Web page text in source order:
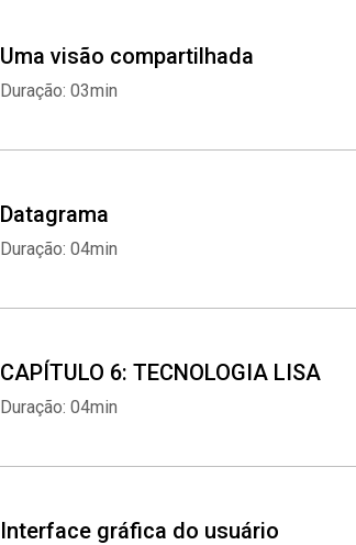
Uma visão compartilhada
Duração: 03min
Datagrama
Duração: 04min
CAPÍTULO 6: TECNOLOGIA LISA
Duração: 04min
Interface gráfica do usuário